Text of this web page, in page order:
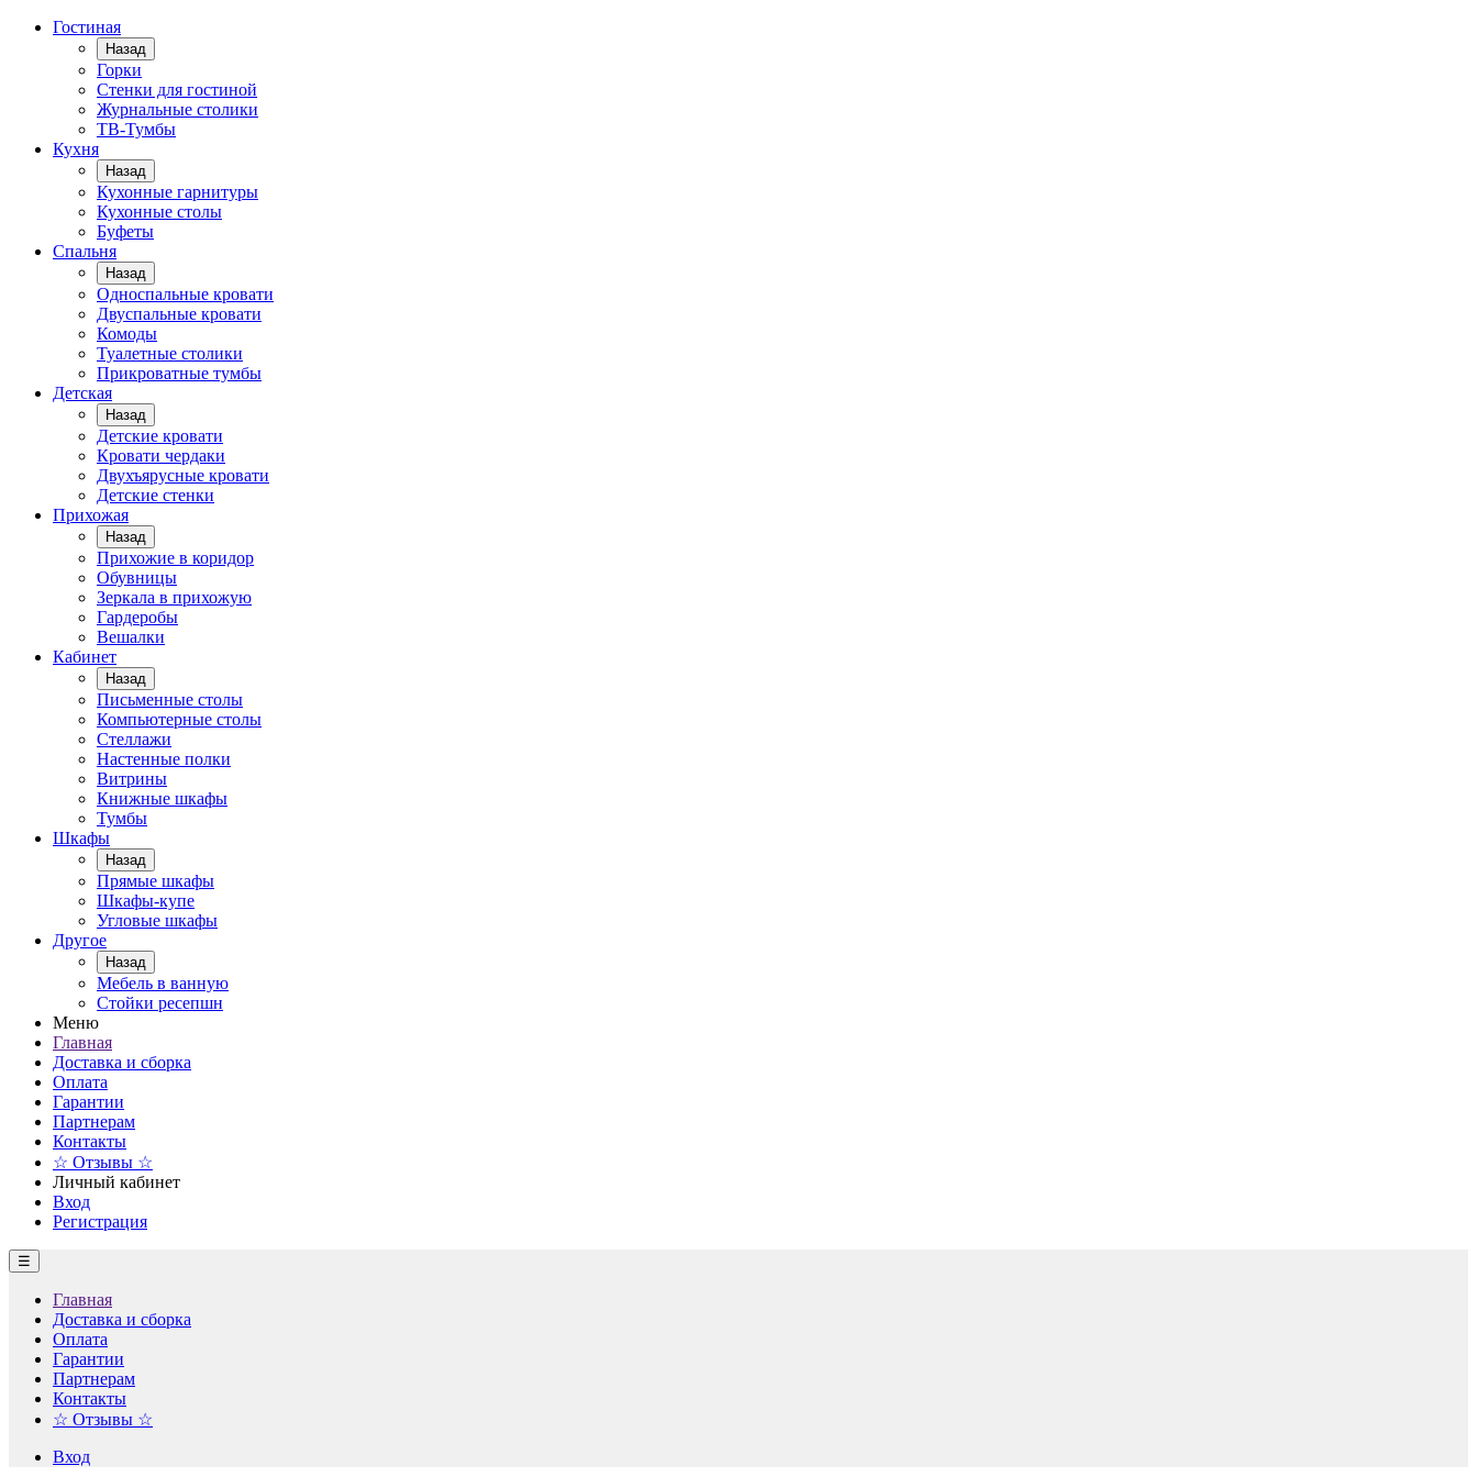
Гостиная
Назад
Горки
Стенки для гостиной
Журнальные столики
TВ-Тумбы
Кухня
Назад
Кухонные гарнитуры
Кухонные столы
Буфеты
Спальня
Назад
Односпальные кровати
Двуспальные кровати
Комоды
Туалетные столики
Прикроватные тумбы
Детская
Назад
Детские кровати
Кровати чердаки
Двухъярусные кровати
Детские стенки
Прихожая
Назад
Прихожие в коридор
Обувницы
Зеркала в прихожую
Гардеробы
Вешалки
Кабинет
Назад
Письменные столы
Компьютерные столы
Стеллажи
Настенные полки
Витрины
Книжные шкафы
Тумбы
Шкафы
Назад
Прямые шкафы
Шкафы-купе
Угловые шкафы
Другое
Назад
Мебель в ванную
Стойки ресепшн
Меню
Главная
Доставка и сборка
Оплата
Гарантии
Партнерам
Контакты
☆ Отзывы ☆
Личный кабинет
Вход
Регистрация
☰
Главная
Доставка и сборка
Оплата
Гарантии
Партнерам
Контакты
☆ Отзывы ☆
Вход